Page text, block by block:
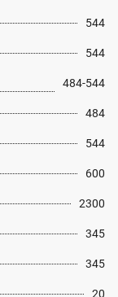
544
544
484-544
484
544
600
2300
345
345
20